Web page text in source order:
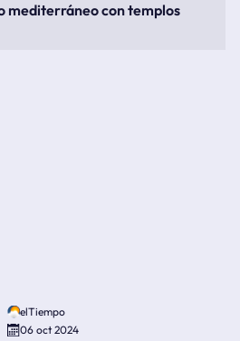
mediterráneo con templos
elTiempo
06 oct 2024